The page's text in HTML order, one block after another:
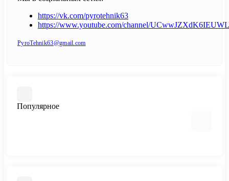
https://vk.com/pyrotehnik63
https://www.youtube.com/channel/
PyroTehnik63@gmail.com
Популярное